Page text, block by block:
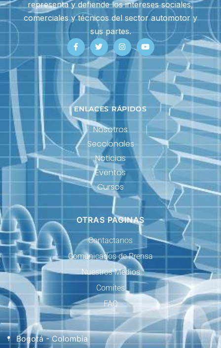
representa y defiende los intereses sociales,
comerciales y técnicos del sector automotor y
sus partes.
ENLACES RÁPIDOS
Nosotros
Seccionales
Noticias
Eventos
Cursos
OTRAS PAGINAS
Contactanos
Comunicados de Prensa
Nuestros Medios
Comites
FAQ
Bogotá - Colombia